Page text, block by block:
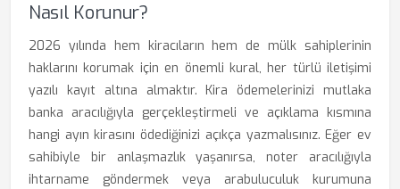
Nasıl Korunur?
2026 yılında hem kiracıların hem de mülk sahiplerinin
haklarını korumak için en önemli kural, her türlü iletişimi
yazılı kayıt altına almaktır. Kira ödemelerinizi mutlaka
banka aracılığıyla gerçekleştirmeli ve açıklama kısmına
hangi ayın kirasını ödediğinizi açıkça yazmalısınız. Eğer ev
sahibiyle bir anlaşmazlık yaşanırsa, noter aracılığıyla
ihtarname göndermek veya arabuluculuk kurumuna